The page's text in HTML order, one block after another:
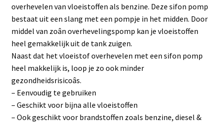
overhevelen van vloeistoffen als benzine. Deze sifon pomp
bestaat uit een slang met een pompje in het midden. Door
middel van zoân overhevelingspomp kan je vloeistoffen
heel gemakkelijk uit de tank zuigen.
Naast dat het vloeistof overhevelen met een sifon pomp
heel makkelijk is, loop je zo ook minder
gezondheidsrisicoâs.
– Eenvoudig te gebruiken
– Geschikt voor bijna alle vloeistoffen
– Ook geschikt voor brandstoffen zoals benzine, diesel &